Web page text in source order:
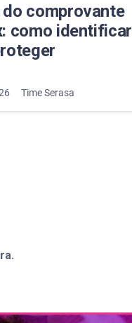
do comprovante
como identificar
Time Serasa